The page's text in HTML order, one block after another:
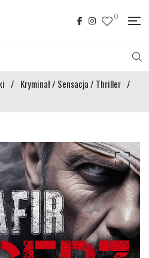
0
/ Kryminał / Sensacja / Thriller /